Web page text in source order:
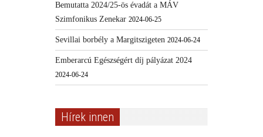
Bemutatta 2024/25-ös évadát a MÁV
Szimfonikus Zenekar 2024-06-25
Sevillai borbély a Margitszigeten 2024-06-24
Emberarcú Egészségért díj pályázat 2024
2024-06-24
Hírek innen